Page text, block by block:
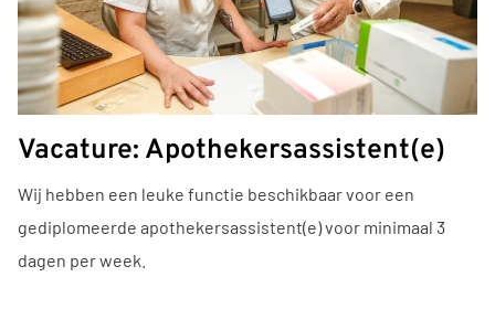
Vacature: Apothekersassistent(e)
Wij hebben een leuke functie beschikbaar voor een
gediplomeerde apothekersassistent(e) voor minimaal 3
dagen per week.